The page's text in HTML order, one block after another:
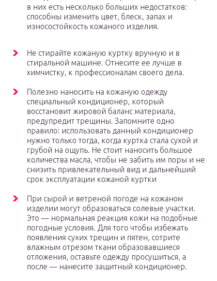
в них есть несколько больших недостатков:
способны изменить цвет, блеск, запах и
износостойкость кожаного изделия.
Не стирайте кожаную куртку вручную и в
стиральной машине. Отнесите ее лучше в
химчистку, к профессионалам своего дела.
Полезно наносить на кожаную одежду
специальный кондиционер, который
восстановит жировой баланс материала,
предупредит трещины. Запомните одно
правило: использовать данный кондиционер
нужно только тогда, когда куртка стала сухой и
грубой на ощупь. Не стоит наносить большое
количества масла, чтобы не забить им поры и не
снизить привлекательный вид и дальнейший
срок эксплуатации кожаной куртки
При сырой и ветреной погоде на кожаном
изделии могут образоваться солевые участки.
Это — нормальная реакция кожи на подобные
погодные условия. Для того чтобы избежать
появления сухих трещин и пятен, сотрите
влажным отрезом ткани образовавшиеся
отложения, оставьте одежду просушиться, а
после — нанесите защитный кондиционер.